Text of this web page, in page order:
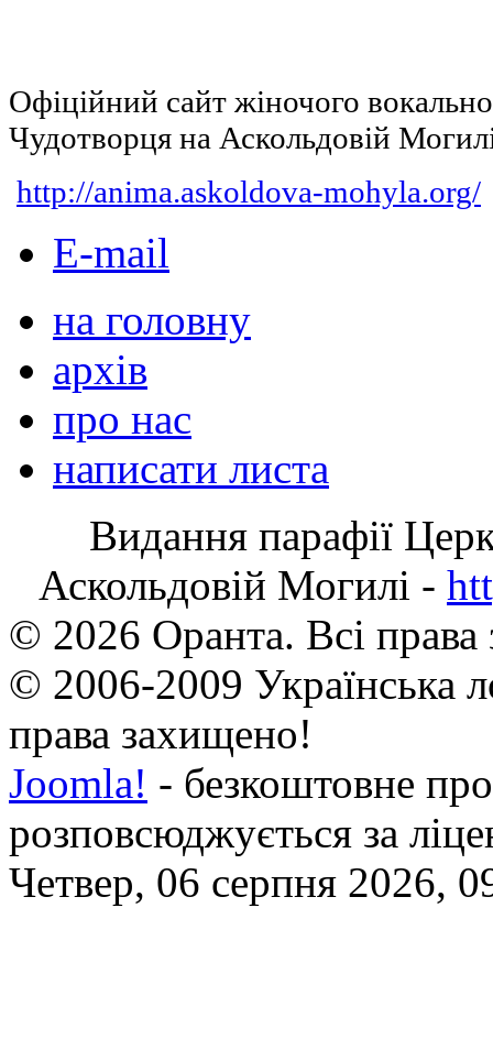
Офіційний сайт жіночого
Чудотворця на Аскольдовій
http://anima.askoldova-mohyla.org/
E-mail
на головну
архів
про нас
написати листа
Видання парафії
Аскольдовій Могилі -
© 2026 Оранта. Всі
© 2006-2009 Українська
права захищено!
Joomla! - безкоштовне
розповсюджується за
Четвер, 06 серпня 2026,